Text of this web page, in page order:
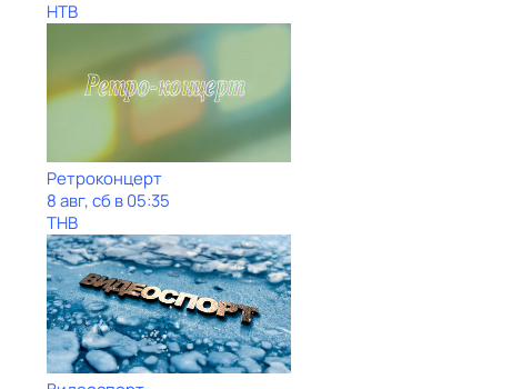
НТВ
Ретроконцерт
8 авг, сб в 05:35
ТНВ